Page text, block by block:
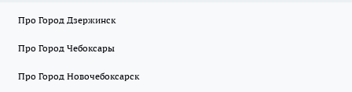
Про Город Дзержинск
Про Город Чебоксары
Про Город Новочебоксарск